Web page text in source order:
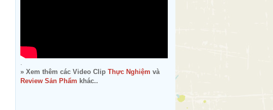
.
» Xem thêm các Video Clip Thực Nghiệm và
Review Sản Phẩm khác..